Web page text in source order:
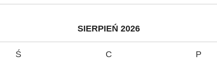
SIERPIEŃ 2026
Ś C P